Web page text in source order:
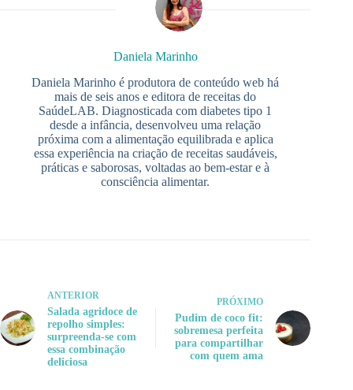
Daniela Marinho
Daniela Marinho é produtora de conteúdo web há
mais de seis anos e editora de receitas do
SaúdeLAB. Diagnosticada com diabetes tipo 1
desde a infância, desenvolveu uma relação
próxima com a alimentação equilibrada e aplica
essa experiência na criação de receitas saudáveis,
práticas e saborosas, voltadas ao bem-estar e à
consciência alimentar.
ANTERIOR
Salada agridoce de
repolho simples:
surpreenda-se com
essa combinação
deliciosa
PRÓXIMO
Pudim de coco fit:
sobremesa perfeita
para compartilhar
com quem ama